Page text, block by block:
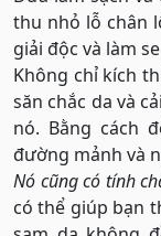
thu nhỏ lỗ chân
giải độc và làm
Không chỉ kích
săn chắc da và
nó. Bằng cách
đường mảnh và
Nó cũng có tính
có thể giúp bạn